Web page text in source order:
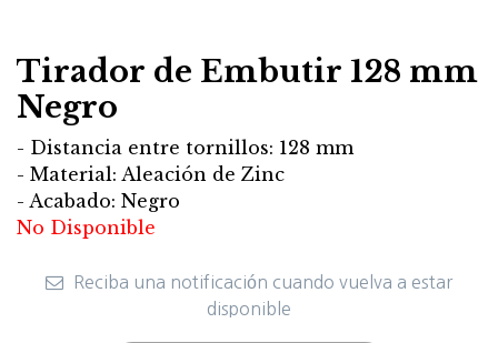
Tirador de Embutir 128 mm
Negro
- Distancia entre tornillos: 128 mm
- Material: Aleación de Zinc
- Acabado: Negro
No Disponible
Reciba una notificación cuando vuelva a estar
disponible